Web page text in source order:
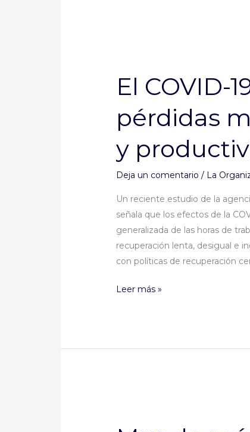
El COVID-
pérdidas
y
Deja un comentario / La
Un reciente estudio de la
señala que los efectos de la
generalizada de las horas de
recuperación lenta, desigual e
con políticas de recuperación
19
conduce
a
pérdidas
masivas
de
ingresos
productividad
Leer más »